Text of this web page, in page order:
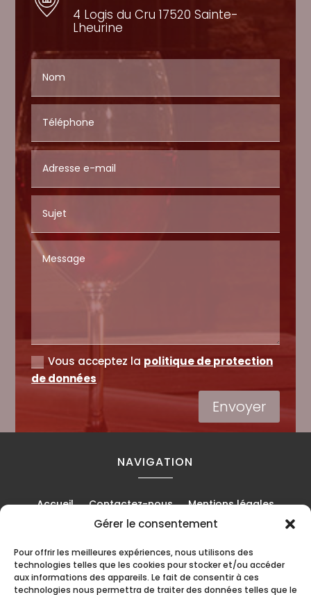
Gérer le consentement
Pour offrir les meilleures expériences, nous utilisons des
technologies telles que les cookies pour stocker et/ou accéder
aux informations des appareils. Le fait de consentir à ces
technologies nous permettra de traiter des données telles que le
4 Logis du Cru 17520 Sainte-
Lheurine
Vous acceptez la politique de protection
de données
Envoyer
NAVIGATION
Accueil Contactez-nous
Mentions légales
Politique de cookies (UE)
RÉALISATION